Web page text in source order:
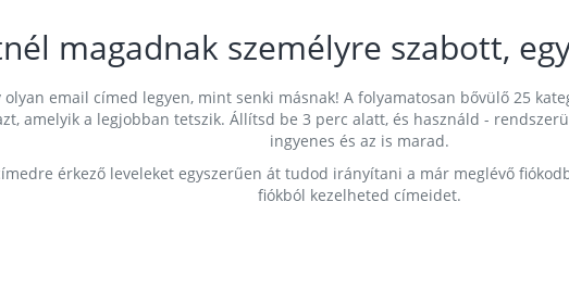
magadnak személyre szabott,
olyan email címed legyen, mint senki másnak! A folyamatosan bővülő 25
amelyik a legjobban tetszik. Állítsd be 3 perc alatt, és használd -
ingyenes és az is marad.
érkező leveleket egyszerűen át tudod irányítani a már meglévő
fiókból kezelheted címeidet.